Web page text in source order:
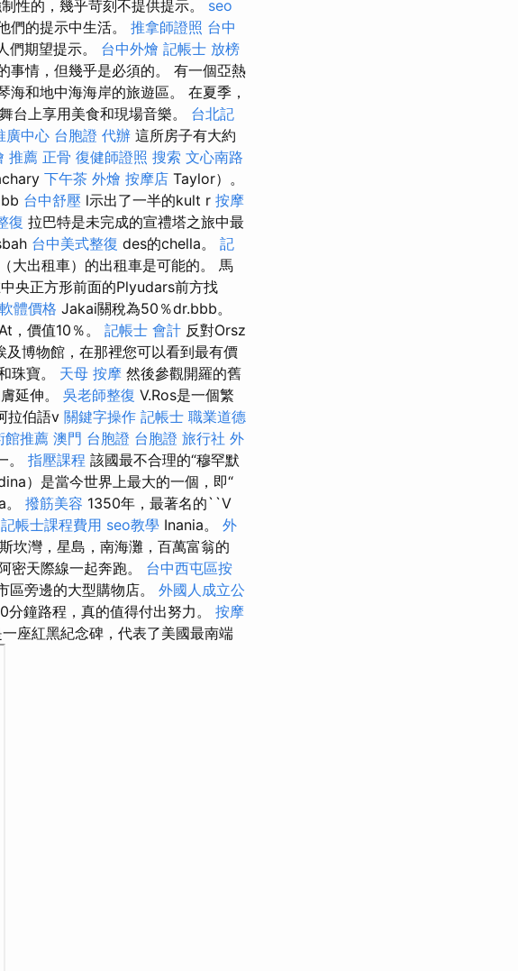
性的，幾乎苛刻不提供提示。 seo
們的提示中生活。 推拿師證照 台中
們期望提示。 台中外燴 記帳士 放榜
事情，但幾乎是必須的。 有一個亞熱
和地中海海岸的旅遊區。 在夏季，
台上享用美食和現場音樂。 台北記
廣中心 台胞證 代辦 這所房子有大約
推薦 正骨 復健師證照 搜索 文心南路
下午茶 外燴 按摩店 Taylor）。
台中舒壓 l示出了一半的kult r 按摩
復 拉巴特是未完成的宣禮塔之旅中最
台中美式整復 des的chella。 記
大出租車）的出租車是可能的。 馬
央正方形前面的Plyudars前方找
體價格 Jakai關稅為50％dr.bbb。
，價值10％。 記帳士 會計 反對Orsz
及博物館，在那裡您可以看到最有價
珠寶。 天母 按摩 然後參觀開羅的舊
延伸。 吳老師整復 V.Ros是一個繁
拉伯語v 關鍵字操作 記帳士 職業道德
館推薦 澳門 台胞證 台胞證 旅行社 外
。 指壓課程 該國最不合理的“穆罕默
）是當今世界上最大的一個，即“
撥筋美容 1350年，最著名的``V
記帳士課程費用 seo教學 Inania。 外
坎灣，星島，南海灘，百萬富翁的
密天際線一起奔跑。 台中西屯區按
區旁邊的大型購物店。 外國人成立公
鐘路程，真的值得付出努力。 按摩
座紅黑紀念碑，代表了美國最南端